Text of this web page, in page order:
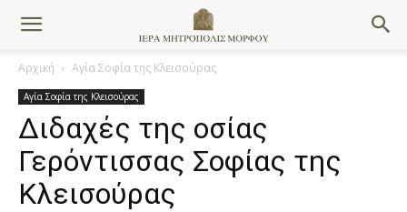
Αρχική Αγία Σοφία της Κλεισούρας
Αγία Σοφία της Κλεισούρας
Διδαχές της οσίας
Γερόντισσας Σοφίας της
Κλεισούρας